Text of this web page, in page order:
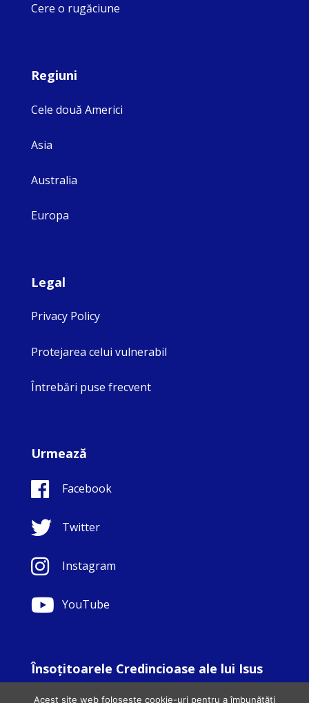
Cere o rugăciune
Regiuni
Cele două Americi
Asia
Australia
Europa
Legal
Privacy Policy
Protejarea celui vulnerabil
Întrebări puse frecvent
Urmează
Facebook
Twitter
Instagram
YouTube
Însoţitoarele Credincioase ale lui Isus
Acest site web folosește cookie-uri pentru a îmbunătăți